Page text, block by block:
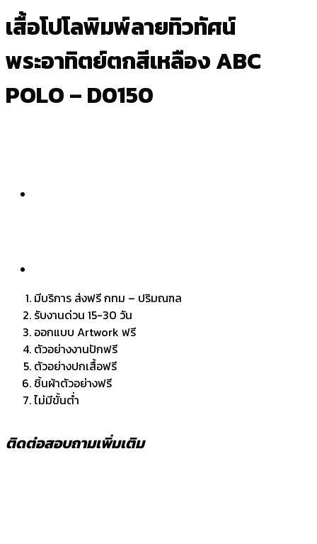
เสื้อโปโลพิมพ์ลายทิวทัศน์
พระอาทิตย์ตกสีเหลือง ABC
POLO – D0150
มีบริการ ส่งฟรี กทม – ปริมณฑล
รับงานด่วน 15-30 วัน
ออกแบบ Artwork ฟรี
ตัวอย่างงานปักฟรี
ตัวอย่างปกเสื้อฟรี
ชิ้นผ้าตัวอย่างฟรี
ไม่มีขั้นต่ำ
ติดต่อสอบถามเพิ่มเติม